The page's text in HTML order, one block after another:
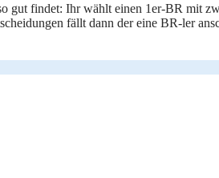
gut findet: Ihr wählt einen 1er-BR mit
fällt dann der eine BR-ler